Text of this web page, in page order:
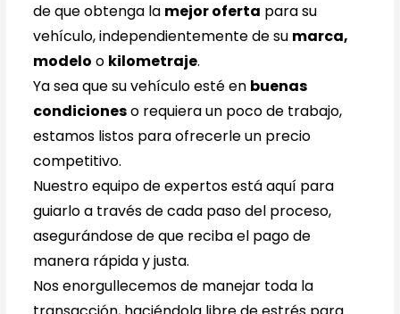
de que obtenga la mejor oferta para su
vehículo, independientemente de su marca,
modelo o kilometraje.
Ya sea que su vehículo esté en buenas
condicioneso requiera un poco de trabajo,
estamos listos para ofrecerle un precio
competitivo.
Nuestro equipo de expertos está aquí para
guiarlo a través de cada paso del proceso,
asegurándose de que reciba el pago de
manera rápida y justa.
Nos enorgullecemos de manejar toda la